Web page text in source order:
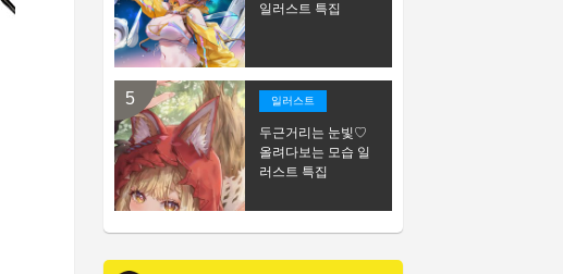
일러스트 특집
일러스트
두근거리는 눈빛♡
올려다보는 모습 일
러스트 특집